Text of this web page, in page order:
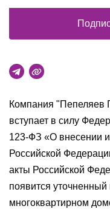
Компания "Пепеляев
вступает в силу
123-ФЗ «О внесении
Российской
акты Российской
появится
многоквартирном